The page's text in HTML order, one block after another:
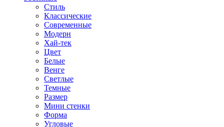
Стиль
Классические
Современные
Модерн
Хай-тек
Цвет
Белые
Венге
Светлые
Темные
Размер
Мини стенки
Форма
Угловые